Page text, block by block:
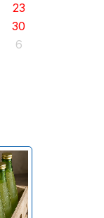
23
30
6
и